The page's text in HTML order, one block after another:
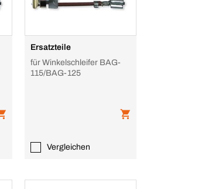
Ersatzteile
für Winkelschleifer BAG-
115/BAG-125
Vergleichen